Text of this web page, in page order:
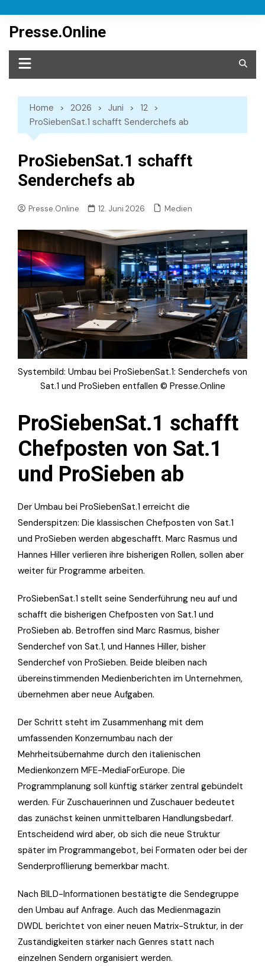
content
Presse.Online
Home 2026 Juni
12
ProSiebenSat.1 schafft Senderchefs ab
ProSiebenSat.1 schafft
Senderchefs ab
Presse.Online 12. Juni 2026 Medien
Systembild: Umbau bei ProSiebenSat.1: Senderchefs von
Sat.1 und ProSieben entfallen © Presse.Online
ProSiebenSat.1 schafft
Chefposten von Sat.1
und ProSieben ab
Der Umbau bei ProSiebenSat.1 erreicht die
Senderspitzen: Die klassischen Chefposten von Sat.1
und ProSieben werden abgeschafft. Marc Rasmus und
Hannes Hiller verlieren ihre bisherigen Rollen, sollen aber
weiter für Programme arbeiten.
ProSiebenSat.1 stellt seine Senderführung neu auf und
schafft die bisherigen Chefposten von Sat.1 und
ProSieben ab. Betroffen sind Marc Rasmus, bisher
Senderchef von Sat.1, und Hannes Hiller, bisher
Senderchef von ProSieben. Beide bleiben nach
übereinstimmenden Medienberichten im Unternehmen,
übernehmen aber neue Aufgaben.
Der Schritt steht im Zusammenhang mit dem
umfassenden Konzernumbau nach der
Mehrheitsübernahme durch den italienischen
Medienkonzern MFE-MediaForEurope. Die
Programmplanung soll künftig stärker zentral gebündelt
werden. Für Zuschauerinnen und Zuschauer bedeutet
das zunächst keinen unmittelbaren Handlungsbedarf.
Entscheidend wird aber, ob sich die neue Struktur
später im Programmangebot, bei Formaten oder bei der
Senderprofilierung bemerkbar macht.
Nach BILD-Informationen bestätigte die Sendegruppe
den Umbau auf Anfrage. Auch das Medienmagazin
DWDL berichtet von einer neuen Matrix-Struktur, in der
Zuständigkeiten stärker nach Genres statt nach
einzelnen Sendern organisiert werden.